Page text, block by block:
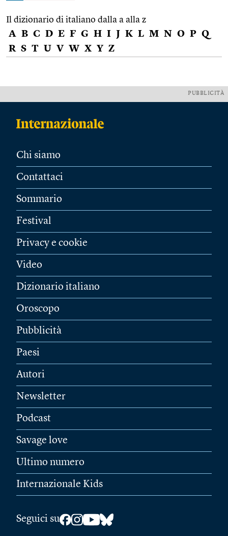
Il dizionario di italiano dalla a alla z
A B C D E F G H I J K L M N O P Q
R S T U V W X Y Z
PUBBLICITÀ
Chi siamo
Contattaci
Sommario
Festival
Privacy e cookie
Video
Dizionario italiano
Oroscopo
Pubblicità
Paesi
Autori
Newsletter
Podcast
Savage love
Ultimo numero
Internazionale Kids
Seguici su